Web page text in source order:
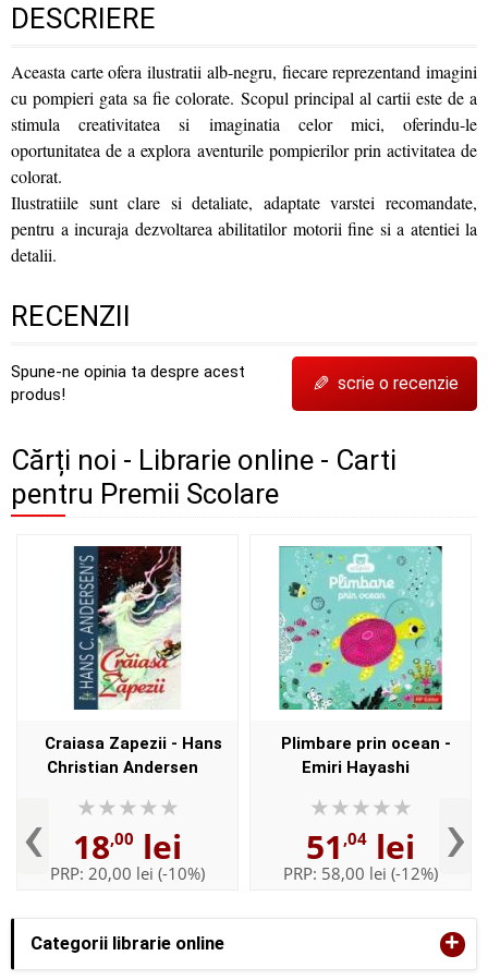
Categorii librarie online +
DESCRIERE
Aceasta carte ofera ilustratii alb-negru, fiecare reprezentand imagini
cu pompieri gata sa fie colorate. Scopul principal al cartii este de a
stimula creativitatea si imaginatia celor mici, oferindu-le
oportunitatea de a explora aventurile pompierilor prin activitatea de
colorat.
Ilustratiile sunt clare si detaliate, adaptate varstei recomandate,
pentru a incuraja dezvoltarea abilitatilor motorii fine si a atentiei la
detalii.
RECENZII
Spune-ne opinia ta despre acest
produs!
✎ scrie o recenzie
Cărți noi - Librarie online - Carti
pentru Premii Scolare
‹
Craiasa Zapezii - Hans
Christian Andersen
18,00 lei
PRP: 20,00 lei (-10%)
Plimbare prin ocean -
Emiri Hayashi
51 ,04 lei
PRP: 58,00 lei (-12%) ›